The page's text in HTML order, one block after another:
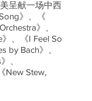
呈献一场中西
》、《
》、
》、《I Feel So
by Bach》、
、
New Stew,